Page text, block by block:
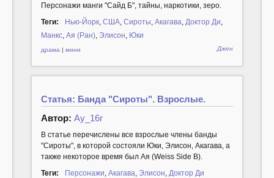
Персонажи манги "Сайд Б", тайны, наркотики, зеро.
Теги:
Нью-Йорк США Сироты Акагава Доктор Ди
Манкс Ая (Ран) Элисон Юки
драма | мини Джен
Статья: Банда "Сироты". Взрослые.
Автор: Ay_16r
В статье перечислены все взрослые члены банды
"Сироты", в которой состояли Юки, Элисон, Акагава, а
также некоторое время был Ая (Weiss Side B).
Теги:
Персонажи Акагава Элисон Доктор Ди